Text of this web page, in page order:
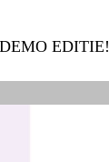
EDITIE!